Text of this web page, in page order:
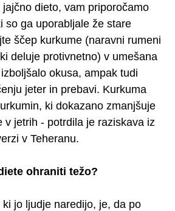
dieto, vam priporočamo
so ga uporabljale že stare
ščep kurkume (naravni rumeni
deluje protivnetno) v umešana
okusa, ampak tudi
jeter in prebavi. Kurkuma
ki dokazano zmanjšuje
v jetrih - potrdila je raziskava iz
v Teheranu.
ohraniti težo?
jo ljudje naredijo, je, da po